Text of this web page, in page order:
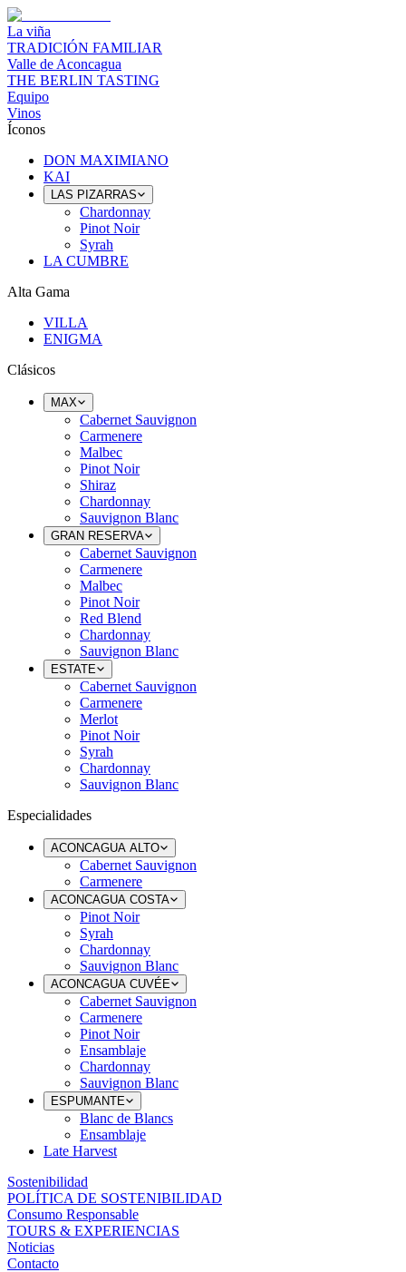
La viña
TRADICIÓN FAMILIAR
Valle de Aconcagua
THE BERLIN TASTING
Equipo
Vinos
Íconos
DON MAXIMIANO
KAI
LAS PIZARRAS
Chardonnay
Pinot Noir
Syrah
LA CUMBRE
Alta Gama
VILLA
ENIGMA
Clásicos
MAX
Cabernet Sauvignon
Carmenere
Malbec
Pinot Noir
Shiraz
Chardonnay
Sauvignon Blanc
GRAN RESERVA
Cabernet Sauvignon
Carmenere
Malbec
Pinot Noir
Red Blend
Chardonnay
Sauvignon Blanc
ESTATE
Cabernet Sauvignon
Carmenere
Merlot
Pinot Noir
Syrah
Chardonnay
Sauvignon Blanc
Especialidades
ACONCAGUA ALTO
Cabernet Sauvignon
Carmenere
ACONCAGUA COSTA
Pinot Noir
Syrah
Chardonnay
Sauvignon Blanc
ACONCAGUA CUVÉE
Cabernet Sauvignon
Carmenere
Pinot Noir
Ensamblaje
Chardonnay
Sauvignon Blanc
ESPUMANTE
Blanc de Blancs
Ensamblaje
Late Harvest
Sostenibilidad
POLÍTICA DE SOSTENIBILIDAD
Consumo Responsable
TOURS & EXPERIENCIAS
Noticias
Contacto